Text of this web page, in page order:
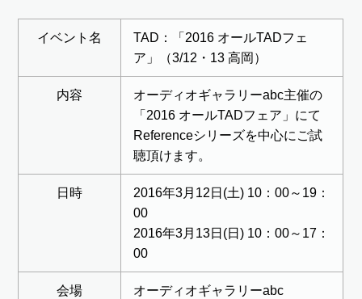
イベント名
TAD：「2016 オールTADフェ
ア」（3/12・13 高岡）
内容
オーディオギャラリーabc主催の
「2016 オールTADフェア」にて
Referenceシリーズを中心にご試
聴頂けます。
日時
2016年3月12日(土) 10：00～19：
00
2016年3月13日(日) 10：00～17：
00
会場
オーディオギャラリーabc